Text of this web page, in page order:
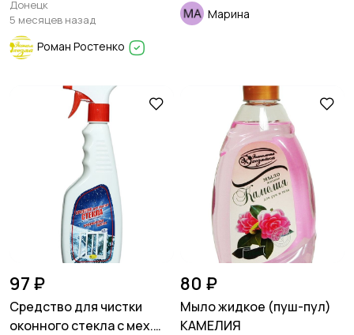
БЕЗ ХЛОРА
Донецк
5 месяцев назад
Роман Ростенко
Марина
97 ₽
Средство для чистки
оконного стекла с мех.
80 ₽
Мыло жидкое (пуш-пул)
КАМЕЛИЯ